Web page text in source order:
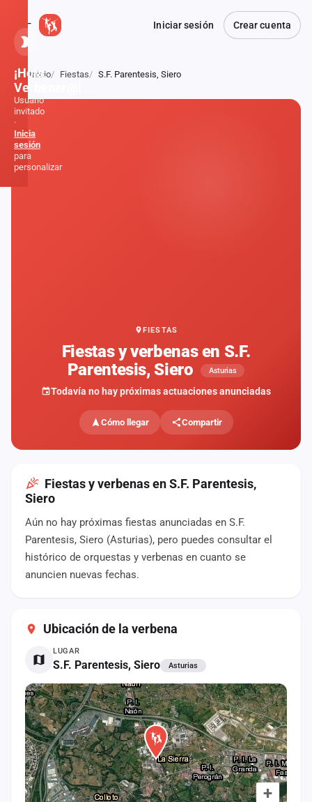
Iniciar sesión Crear cuenta
Atrás
Inicio Fiestas S.F. Parentesis, Siero
FIESTAS
Fiestas y verbenas en S.F.
Parentesis, Siero
Asturias
Todavía no hay próximas actuaciones anunciadas
Cómo llegar Compartir
Fiestas y verbenas en S.F. Parentesis,
Siero
Aún no hay próximas fiestas anunciadas en S.F.
Parentesis, Siero (Asturias), pero puedes consultar el
histórico de orquestas y verbenas en cuanto se
anuncien nuevas fechas.
Ubicación de la verbena
LUGAR
S.F. Parentesis, Siero Asturias
+
¡Hola,
Verbener@!
Usuario
invitado
·
Inicia
sesión
para
personalizar
Componentes
Agencias
Rankings
Anuncios
Crear
cuenta
Administración
Contacto